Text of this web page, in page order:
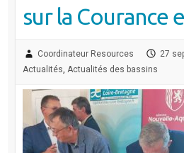
sur la Courance
Coordinateur Resources 27
Actualités, Actualités des bassins